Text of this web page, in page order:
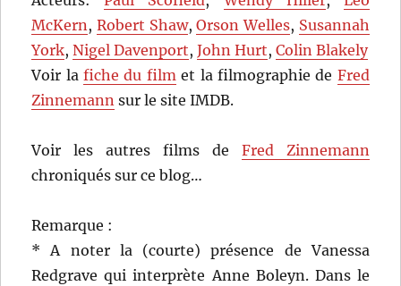
McKern, Robert Shaw,Orson Welles, Susannah
York,Nigel Davenport,John Hurt,Colin Blakely
Voir lafiche du filmet la filmographie de Fred
Zinnemann sur le site IMDB.
Voir les autres films de Fred Zinnemann
chroniqués sur ce blog…
Remarque :
* A noter la (courte) présence de Vanessa
Redgrave qui interprète Anne Boleyn. Dans le